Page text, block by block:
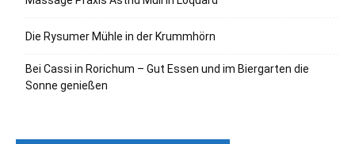
Die Rysumer Mühle in der Krummhörn
Bei Cassi in Rorichum – Gut Essen und im Biergarten die
Sonne genießen